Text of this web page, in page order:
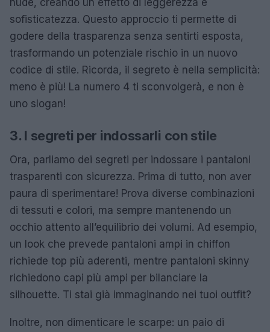
sofisticatezza. Questo approccio ti permette di
godere della trasparenza senza sentirti esposta,
trasformando un potenziale rischio in un nuovo
codice di stile. Ricorda, il segreto è nella semplicità:
meno è più! La numero 4 ti sconvolgerà, e non è
uno slogan!
3. I segreti per indossarli con stile
Ora, parliamo dei segreti per indossare i pantaloni
trasparenti con sicurezza. Prima di tutto, non aver
paura di sperimentare! Prova diverse combinazioni
di tessuti e colori, ma sempre mantenendo un
occhio attento all’equilibrio dei volumi. Ad esempio,
un look che prevede pantaloni ampi in chiffon
richiede top più aderenti, mentre pantaloni skinny
richiedono capi più ampi per bilanciare la
silhouette. Ti stai già immaginando nei tuoi outfit?
Inoltre, non dimenticare le scarpe: un paio di